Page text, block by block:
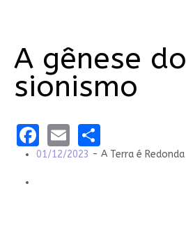
A gênese do
sionismo
Facebook
EmailShare
01/12/2023 - A Terra é Redonda